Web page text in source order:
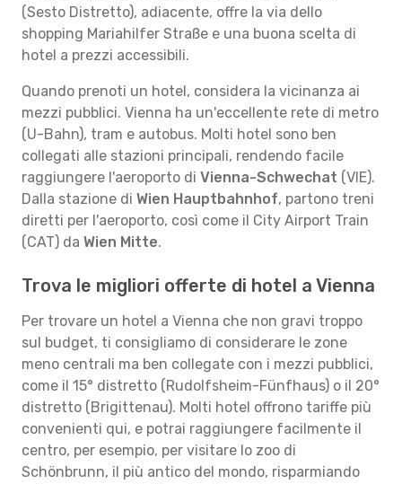
(Sesto Distretto), adiacente, offre la via dello
shopping Mariahilfer Straße e una buona scelta di
hotel a prezzi accessibili.
Quando prenoti un hotel, considera la vicinanza ai
mezzi pubblici. Vienna ha un'eccellente rete di metro
(U-Bahn), tram e autobus. Molti hotel sono ben
collegati alle stazioni principali, rendendo facile
raggiungere l'aeroporto di Vienna-Schwechat (VIE).
Dalla stazione di Wien Hauptbahnhof, partono treni
diretti per l'aeroporto, così come il City Airport Train
(CAT) da Wien Mitte.
Trova le migliori offerte di hotel a Vienna
Per trovare un hotel a Vienna che non gravi troppo
sul budget, ti consigliamo di considerare le zone
meno centrali ma ben collegate con i mezzi pubblici,
come il 15° distretto (Rudolfsheim-Fünfhaus) o il 20°
distretto (Brigittenau). Molti hotel offrono tariffe più
convenienti qui, e potrai raggiungere facilmente il
centro, per esempio, per visitare lo zoo di
Schönbrunn, il più antico del mondo, risparmiando